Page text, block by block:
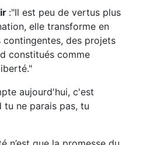
:"Il est peu de vertus plus
elle transforme en
contingentes, des projets
constitués comme
aujourd'hui, c'est
tu ne parais pas, tu